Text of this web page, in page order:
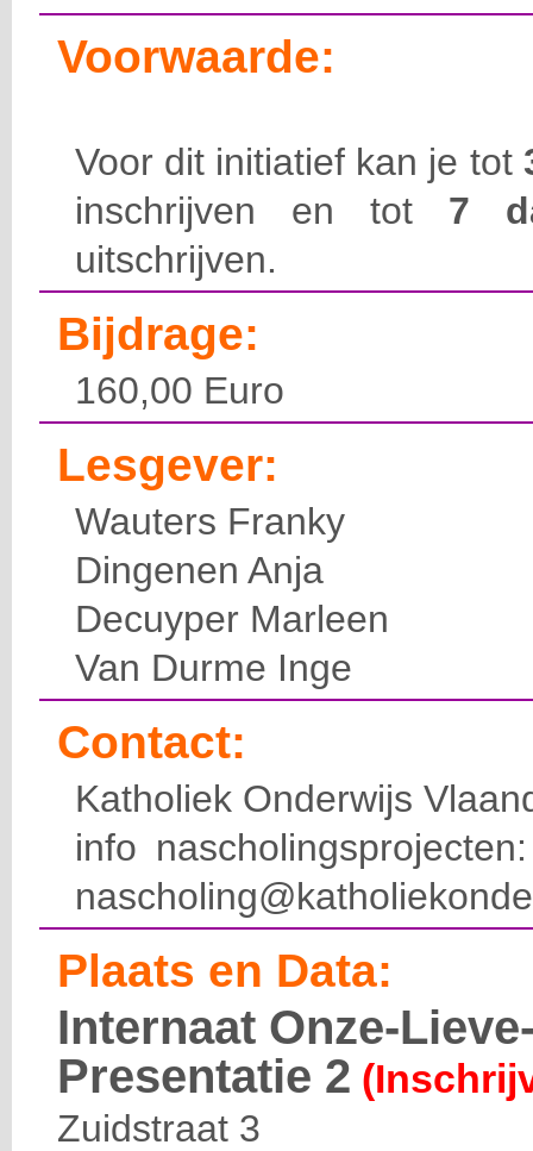
Voorwaarde:
Voor dit initiatief kan je tot
inschrijven en tot 7
uitschrijven.
Bijdrage:
160,00 Euro
Lesgever:
Wauters Franky
Dingenen Anja
Decuyper Marleen
Van Durme Inge
Contact:
Katholiek Onderwijs
info
Plaats en Data:
Internaat Onze-
Presentatie 2
Zuidstraat 3